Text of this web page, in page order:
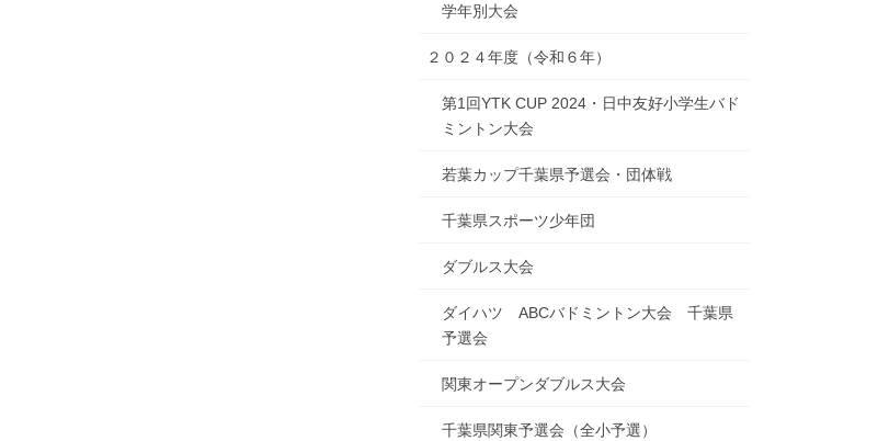
学年別大会
２０２４年度（令和６年）
第1回YTK CUP 2024・日中友好小学生バド
ミントン大会
若葉カップ千葉県予選会・団体戦
千葉県スポーツ少年団
ダブルス大会
ダイハツ ABCバドミントン大会 千葉県
予選会
関東オープンダブルス大会
千葉県関東予選会（全小予選）